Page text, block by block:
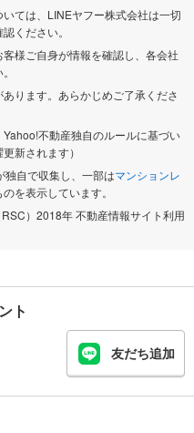
ては、LINEヤフー株式会社は一切
ください。
様ご自身が情報を確認し、各会社
ります。あらかじめご了承くださ
不動産独自のルールに基づい
新されます）
自で収集し、一部はマンションレ
を表示しています。
）2018年 不動産情報サイト利用
ト
友だち追加